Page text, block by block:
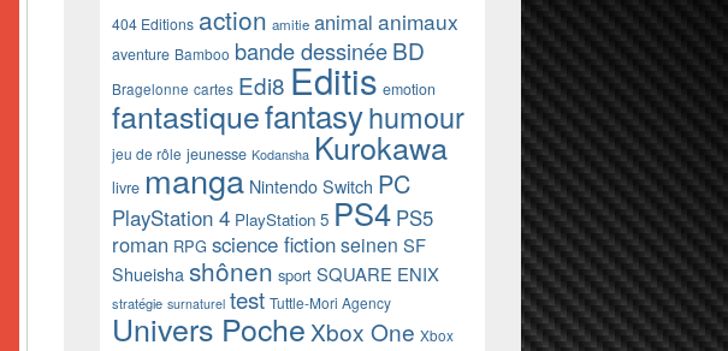
404 Editions action amitie animal animaux
aventure Bamboo bande dessinéeBD
Bragelonne cartes Edi8 Editis emotion
fantastiquefantasyhumour
jeu de rôle jeunesse Kodansha Kurokawa
livre manga Nintendo Switch PC
PlayStation 4 PlayStation 5 PS4 PS5
roman RPG science fictionseinen SF
Shueisha shônen sport SQUARE ENIX
stratégie surnaturel test Tuttle-Mori Agency
Univers Poche Xbox One Xbox